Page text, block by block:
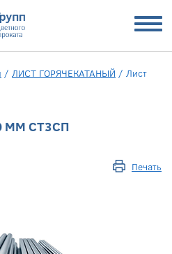
/ ЛИСТ ГОРЯЧЕКАТАНЫЙ / Лист
ММ СТ3СП
Печать